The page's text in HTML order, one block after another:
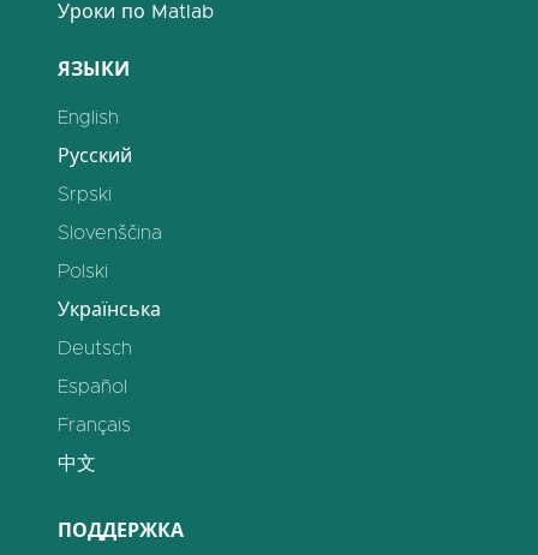
Уроки по Matlab
ЯЗЫКИ
English
Русский
Srpski
Slovenščina
Polski
Українська
Deutsch
Español
Français
中文
ПОДДЕРЖКА